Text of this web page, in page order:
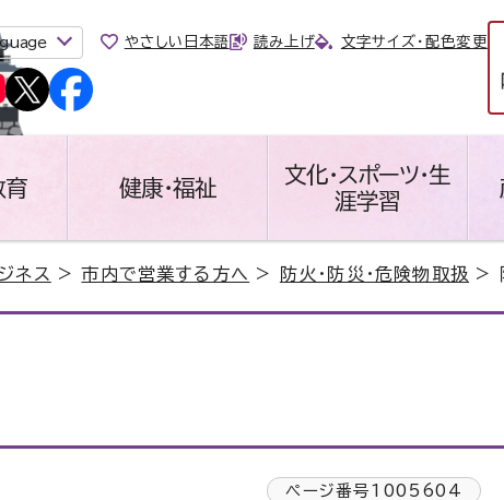
やさしい日本語 読み上げ 文字サイズ・配色変更
育 健康・福祉
文化・スポーツ・生
涯学習
ネス >市内で営業する方へ > 防火・防災・危険物取扱 >
ページ番号 1005604